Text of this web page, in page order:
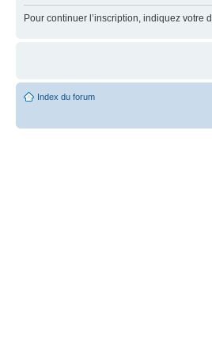
Pour continuer l’inscription, indiquez votre
Index du forum